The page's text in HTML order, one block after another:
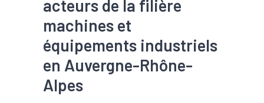
acteurs de la filière
machines et
équipements industriels
en Auvergne-Rhône-
Alpes